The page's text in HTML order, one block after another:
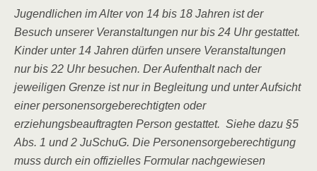
Jugendlichen im Alter von 14 bis 18 Jahren ist der
Besuch unserer Veranstaltungen nur bis 24 Uhr gestattet.
Kinder unter 14 Jahren dürfen unsere Veranstaltungen
nur bis 22 Uhr besuchen. Der Aufenthalt nach der
jeweiligen Grenze ist nur in Begleitung und unter Aufsicht
einer personensorgeberechtigten oder
erziehungsbeauftragten Person gestattet. Siehe dazu §5
Abs. 1 und 2 JuSchuG. Die Personensorgeberechtigung
muss durch ein offizielles Formular nachgewiesen